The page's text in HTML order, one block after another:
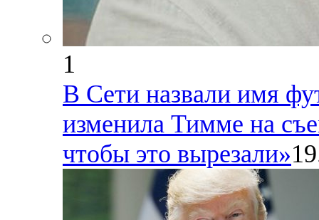
1
В Сети назвали имя
изменила Тимме на
чтобы это вырезали»